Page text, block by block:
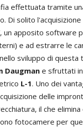
effettuata tramite
Di solito
un apposito software
e ad estrarre le
sviluppo di questa
Daugman e sfruttati
L-1. Uno dei
delle
il che elimina
fotocamere per